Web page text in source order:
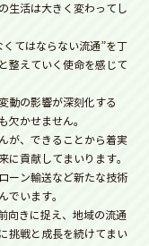
生活は大きく変わってし
てはならない流通”を丁
整えていく使命を感じて
動の影響が深刻化する
欠かせません。
が、できることから着実
に貢献してまいります。
ーン輸送など新たな技術
でいます。
向きに捉え、地域の流通
挑戦と成長を続けてまい